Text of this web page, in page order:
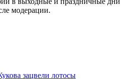
модерации.